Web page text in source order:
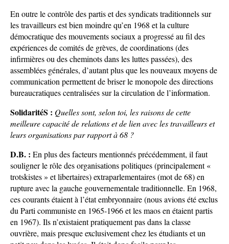
En outre le contrôle des partis et des syndicats traditionnels sur
les travailleurs est bien moindre qu’en 1968 et la culture
démocratique des mouvements sociaux a progressé au fil des
expériences de comités de grèves, de coordinations (des
infirmières ou des cheminots dans les luttes passées), des
assemblées générales, d’autant plus que les nouveaux moyens de
communication permettent de briser le monopole des directions
bureaucratiques centralisées sur la circulation de l’information.
SolidaritéS : Quelles sont, selon toi, les raisons de cette
meilleure capacité de relations et de lien avec les travailleurs et
leurs organisations par rapport à 68 ?
D.B. : En plus des facteurs mentionnés précédemment, il faut
souligner le rôle des organisations politiques (principalement «
trotskistes » et libertaires) extraparlementaires (mot de 68) en
rupture avec la gauche gouvernementale traditionnelle. En 1968,
ces courants étaient à l’état embryonnaire (nous avions été exclus
du Parti communiste en 1965-1966 et les maos en étaient partis
en 1967). Ils n’existaient pratiquement pas dans la classe
ouvrière, mais presque exclusivement chez les étudiants et un